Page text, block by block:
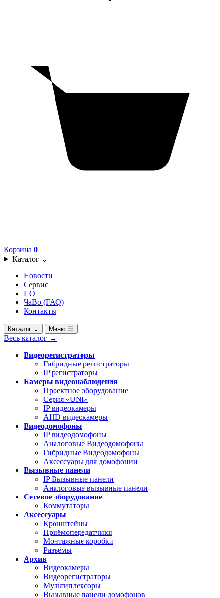
Корзина 0
Каталог ⌄
Новости
Сервис
ПО
ЧаВо (FAQ)
Контакты
Каталог ⌄ Меню ☰
Весь каталог →
Видеорегистраторы
Гибридные регистраторы
IP регистраторы
Камеры видеонаблюдения
Проектное оборудование
Серия «UNI»
IP видеокамеры
AHD видеокамеры
Видеодомофоны
IP видеодомофоны
Аналоговые Видеодомофоны
Гибридные Видеодомофоны
Аксессуары для домофонии
Вызывные панели
IP Вызывные панели
Аналоговые вызывные панели
Сетевое оборудование
Коммутаторы
Аксессуары
Кронштейны
Приёмопередатчики
Монтажные коробки
Разъёмы
Архив
Видеокамеры
Видеорегистраторы
Мультиплексоры
Вызывные панели домофонов